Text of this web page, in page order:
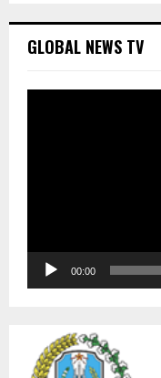
GLOBAL NEWS TV
i
e
00:00